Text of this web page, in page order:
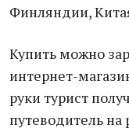
Финляндии,
Купить можно
интернет-
руки турист
путеводитель на